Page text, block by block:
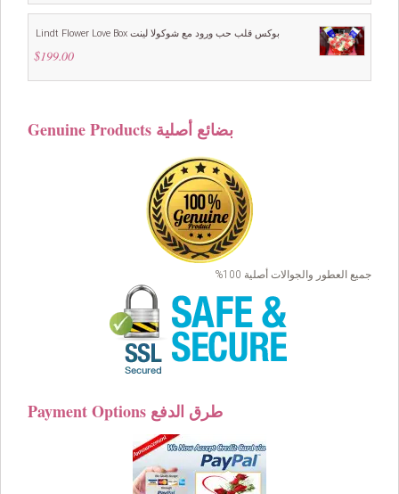
was:
is:
Lindt Flower Love Box بوكس قلب حب ورود مع شوكولا لينت
$199.00
Genuine Products بضائع أصلية
جميع العطور والجوالات أصلية 100%
Payment Options طرق الدفع